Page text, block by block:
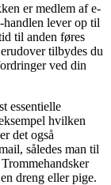
er medlem af e-
lever op til
til anden føres
tilbydes du
ved din
essentielle
hvilken
det også
således man til
dreng eller pige.